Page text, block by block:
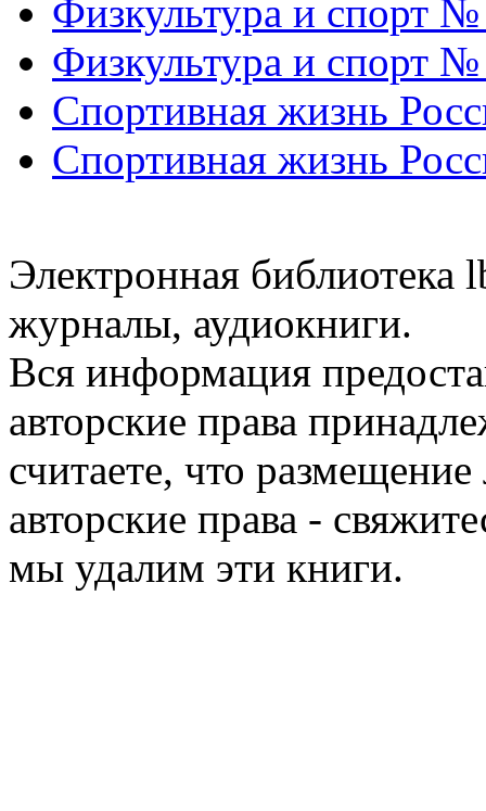
Физкультура и спорт
Физкультура и спорт
Спортивная жизнь
Спортивная жизнь
Электронная библиотека
журналы, аудиокниги.
Вся информация
авторские права
считаете, что
авторские права -
мы удалим эти книги.